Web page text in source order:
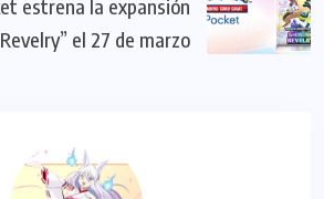
estrena la expansión
el 27 de marzo